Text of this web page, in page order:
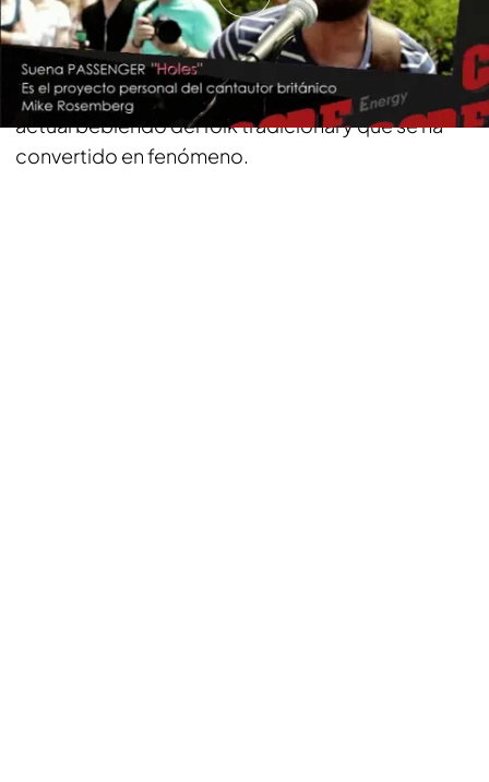
En Energy Code hablamos de la nueva referencia
del movimiento pop rock que recorre la escena
actual bebiendo del folk tradicional y que se ha
convertido en fenómeno.